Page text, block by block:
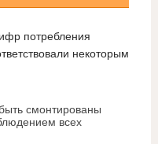
потребления
некоторым
смонтированы
всех